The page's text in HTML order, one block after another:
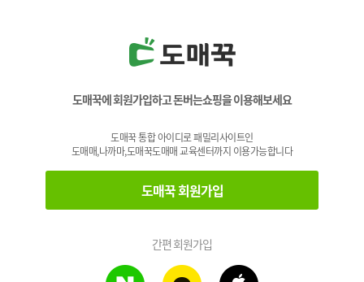
도매꾹에 회원가입하고 돈버는쇼핑을 이용해보세요
도매꾹 통합 아이디로 패밀리사이트인
도매매,나까마,도매꾹도매매 교육센터까지 이용가능합니다
도매꾹 회원가입
간편 회원가입